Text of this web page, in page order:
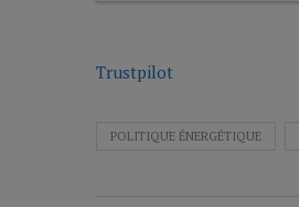
Trustpilot
POLITIQUE ÉNERGÉTIQUE